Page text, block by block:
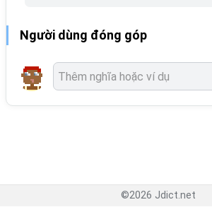
Người dùng đóng góp
©2026 Jdict.net